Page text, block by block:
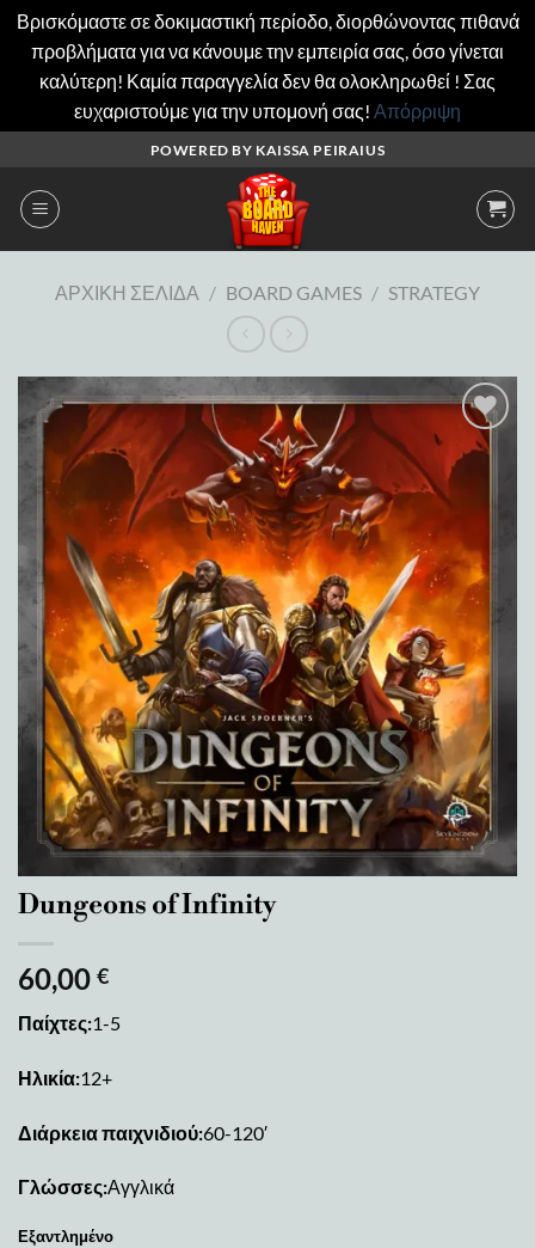
Βρισκόμαστε σε δοκιμαστική περίοδο, διορθώνοντας πιθανά
προβλήματα για να κάνουμε την εμπειρία σας, όσο γίνεται
καλύτερη! Καμία παραγγελία δεν θα ολοκληρωθεί ! Σας
ευχαριστούμε για την υπομονή σας! Απόρριψη
περιεχόμενο
POWERED BY KAISSA PEIRAIUS
ΑΡΧΙΚΉ ΣΕΛΊΔΑ / BOARD GAMES / STRATEGY
Add to
wishlist
Dungeons of Infinity
60,00 €
Παίχτες:1-5
Ηλικία:12+
Διάρκεια παιχνιδιού:60-120′
Γλώσσες:Αγγλικά
Εξαντλημένο